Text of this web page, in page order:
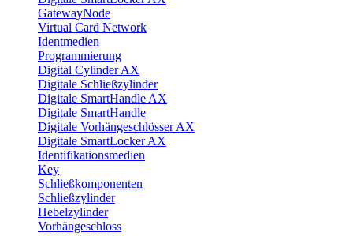
GatewayNode
Virtual Card Network
Identmedien
Programmierung
Digital Cylinder AX
Digitale Schließzylinder
Digitale SmartHandle AX
Digitale SmartHandle
Digitale Vorhängeschlösser AX
Digitale SmartLocker AX
Identifikationsmedien
Key
Schließkomponenten
Schließzylinder
Hebelzylinder
Vorhängeschloss